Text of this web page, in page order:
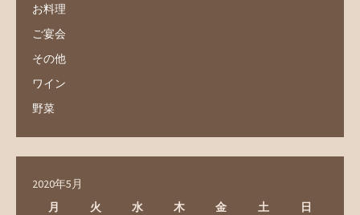
お料理
ご宴会
その他
ワイン
野菜
2020年5月
月
火 水 木 金 土 日